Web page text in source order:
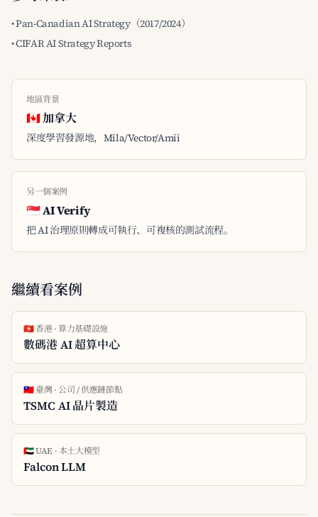
• Pan-Canadian AI Strategy（2017/2024）
• CIFAR AI Strategy Reports
地區背景
🇨🇦 加拿大
深度學習發源地，Mila/Vector/Amii
另一個案例
🇸🇬 AI Verify
把 AI 治理原則轉成可執行、可複核的測試流程。
繼續看案例
🇭🇰 香港 · 算力基礎設施
數碼港 AI 超算中心
🇹🇼 臺灣 · 公司 / 供應鏈節點
TSMC AI 晶片製造
🇦🇪 UAE · 本土大模型
Falcon LLM